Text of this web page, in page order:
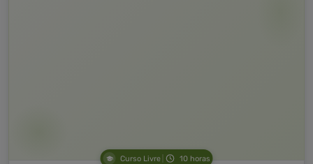
Curso Livre 10 horas